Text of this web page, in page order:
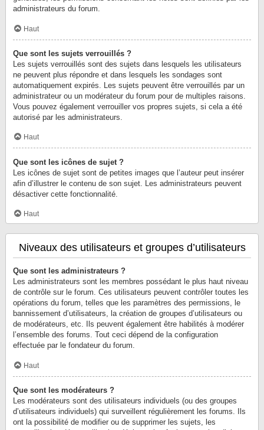
administrateurs du forum.
Haut
Que sont les sujets verrouillés ?
Les sujets verrouillés sont des sujets dans lesquels les utilisateurs
ne peuvent plus répondre et dans lesquels les sondages sont
automatiquement expirés. Les sujets peuvent être verrouillés par un
administrateur ou un modérateur du forum pour de multiples raisons.
Vous pouvez également verrouiller vos propres sujets, si cela a été
autorisé par les administrateurs.
Haut
Que sont les icônes de sujet ?
Les icônes de sujet sont de petites images que l’auteur peut insérer
afin d’illustrer le contenu de son sujet. Les administrateurs peuvent
désactiver cette fonctionnalité.
Haut
Niveaux des utilisateurs et groupes d’utilisateurs
Que sont les administrateurs ?
Les administrateurs sont les membres possédant le plus haut niveau
de contrôle sur le forum. Ces utilisateurs peuvent contrôler toutes les
opérations du forum, telles que les paramètres des permissions, le
bannissement d’utilisateurs, la création de groupes d’utilisateurs ou
de modérateurs, etc. Ils peuvent également être habilités à modérer
l’ensemble des forums. Tout ceci dépend de la configuration
effectuée par le fondateur du forum.
Haut
Que sont les modérateurs ?
Les modérateurs sont des utilisateurs individuels (ou des groupes
d’utilisateurs individuels) qui surveillent régulièrement les forums. Ils
ont la possibilité de modifier ou de supprimer les sujets, les